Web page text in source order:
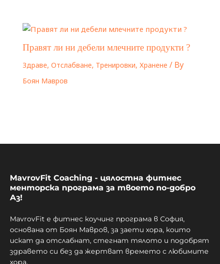
Правят ли ни дебели млечните продукти ?
Здраве, Отслабване, Тренировки, Хранене / By
Боян Мавров
MavrovFit Coaching - цялостна фитнес
менторска програма за твоето по-добро
Аз!
MavrovFit е фитнес коучинг програма в София,
основана от Боян Мавров, за заети хора, които
искат да отслабнат, стегнат тялото и подобрят
здравето си без да жертват времето с любимите
хора.